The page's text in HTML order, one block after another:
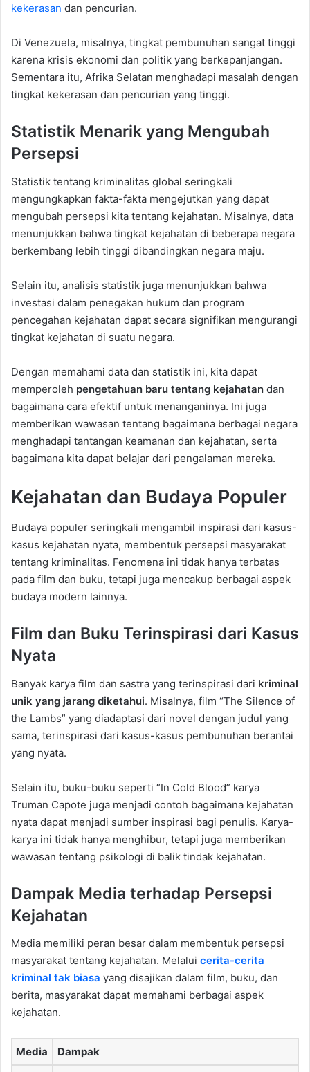
kekerasan dan pencurian.
Di Venezuela, misalnya, tingkat pembunuhan sangat tinggi
karena krisis ekonomi dan politik yang berkepanjangan.
Sementara itu, Afrika Selatan menghadapi masalah dengan
tingkat kekerasan dan pencurian yang tinggi.
Statistik Menarik yang Mengubah
Persepsi
Statistik tentang kriminalitas global seringkali
mengungkapkan fakta-fakta mengejutkan yang dapat
mengubah persepsi kita tentang kejahatan. Misalnya, data
menunjukkan bahwa tingkat kejahatan di beberapa negara
berkembang lebih tinggi dibandingkan negara maju.
Selain itu, analisis statistik juga menunjukkan bahwa
investasi dalam penegakan hukum dan program
pencegahan kejahatan dapat secara signifikan mengurangi
tingkat kejahatan di suatu negara.
Dengan memahami data dan statistik ini, kita dapat
memperoleh pengetahuan baru tentang kejahatan dan
bagaimana cara efektif untuk menanganinya. Ini juga
memberikan wawasan tentang bagaimana berbagai negara
menghadapi tantangan keamanan dan kejahatan, serta
bagaimana kita dapat belajar dari pengalaman mereka.
Kejahatan dan Budaya Populer
Budaya populer seringkali mengambil inspirasi dari kasus-
kasus kejahatan nyata, membentuk persepsi masyarakat
tentang kriminalitas. Fenomena ini tidak hanya terbatas
pada film dan buku, tetapi juga mencakup berbagai aspek
budaya modern lainnya.
Film dan Buku Terinspirasi dari Kasus
Nyata
Banyak karya film dan sastra yang terinspirasi dari kriminal
unik yang jarang diketahui. Misalnya, film “The Silence of
the Lambs” yang diadaptasi dari novel dengan judul yang
sama, terinspirasi dari kasus-kasus pembunuhan berantai
yang nyata.
Selain itu, buku-buku seperti “In Cold Blood” karya
Truman Capote juga menjadi contoh bagaimana kejahatan
nyata dapat menjadi sumber inspirasi bagi penulis. Karya-
karya ini tidak hanya menghibur, tetapi juga memberikan
wawasan tentang psikologi di balik tindak kejahatan.
Dampak Media terhadap Persepsi
Kejahatan
Media memiliki peran besar dalam membentuk persepsi
masyarakat tentang kejahatan. Melalui cerita-cerita
kriminal tak biasa yang disajikan dalam film, buku, dan
berita, masyarakat dapat memahami berbagai aspek
kejahatan.
Media Dampak